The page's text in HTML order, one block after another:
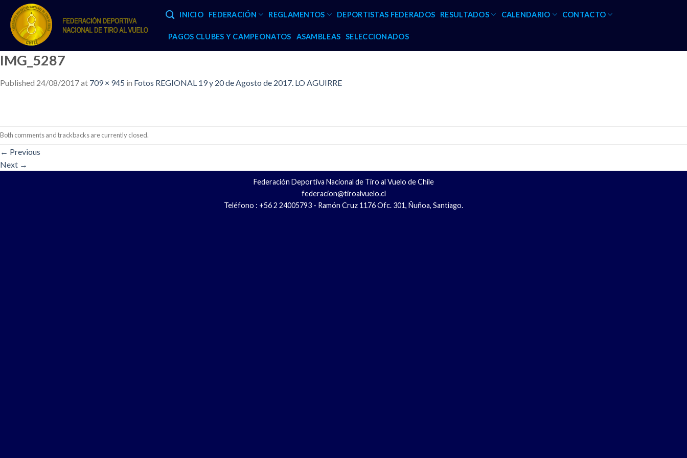
content
INICIO FEDERACIÓN REGLAMENTOS DEPORTISTAS FEDERADOS RESULTADOS CALENDARIO CONTACTO
PAGOS CLUBES Y CAMPEONATOS ASAMBLEAS SELECCIONADOS
IMG_5287
Published 24/08/2017at 709 × 945 in Fotos REGIONAL 19 y 20 de Agosto de 2017. LO AGUIRRE
Both comments and trackbacks are currently closed.
← Previous
Next →
Federación Deportiva Nacional de Tiro al Vuelo de Chile
federacion@tiroalvuelo.cl
Teléfono : +56 2 24005793 - Ramón Cruz 1176 Ofc. 301, Ñuñoa, Santiago.